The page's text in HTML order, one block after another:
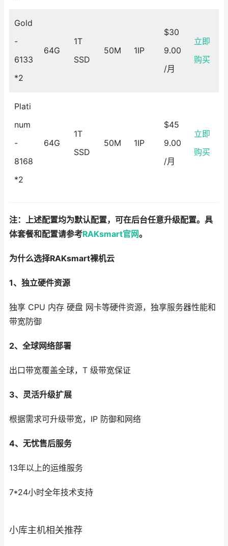
Gold
-
6133
*2
64G
1T
SSD
50M 1IP
$30
9.00
/月
立即
购买
Plati
num
-
8168
*2
64G
1T
SSD
50M 1IP
$45
9.00
/月
立即
购买
注：上述配置均为默认配置，可在后台任意升级配置。具
体套餐和配置请参考RAKsmart官网。
为什么选择RAKsmart裸机云
1、独立硬件资源
独享 CPU 内存 硬盘 网卡等硬件资源，独享服务器性能和
带宽防御
2、全球网络部署
出口带宽覆盖全球，T 级带宽保证
3、灵活升级扩展
根据需求可升级带宽，IP 防御和网络
4、无忧售后服务
13年以上的运维服务
7*24小时全年技术支持
小库主机相关推荐